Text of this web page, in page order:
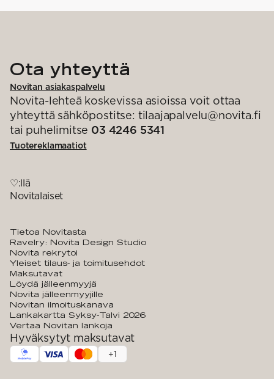
Ota yhteyttä
Novitan asiakaspalvelu
Novita-lehteä koskevissa asioissa voit ottaa
yhteyttä sähköpostitse: tilaajapalvelu@novita.fi
tai puhelimitse 03 4246 5341
Tuotereklamaatiot
♡:llä
Novitalaiset
Tietoa Novitasta
Ravelry: Novita Design Studio
Novita rekrytoi
Yleiset tilaus- ja toimitusehdot
Maksutavat
Löydä jälleenmyyjä
Novita jälleenmyyjille
Novitan ilmoituskanava
Lankakartta Syksy-Talvi 2026
Vertaa Novitan lankoja
Hyväksytyt maksutavat
+1